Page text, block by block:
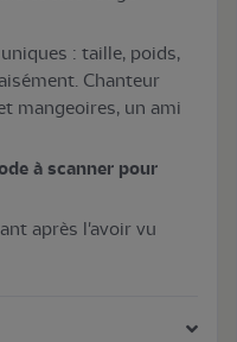
uniques : taille, poids,
Chanteur
mangeoires, un ami
à scanner pour
après l'avoir vu